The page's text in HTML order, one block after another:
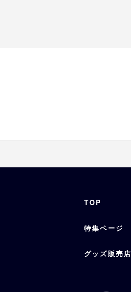
TOP
特集ページ
グッズ販売店